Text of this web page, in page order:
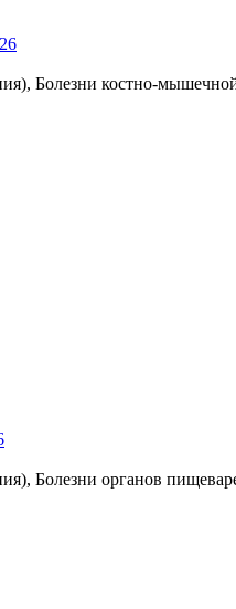
Болезни костно-
Болезни органов